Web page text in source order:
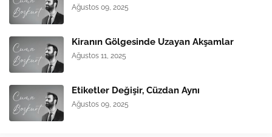
Ağustos 09, 2025
Kiranın Gölgesinde Uzayan Akşamlar
Ağustos 11, 2025
Etiketler Değişir, Cüzdan Aynı
Ağustos 09, 2025